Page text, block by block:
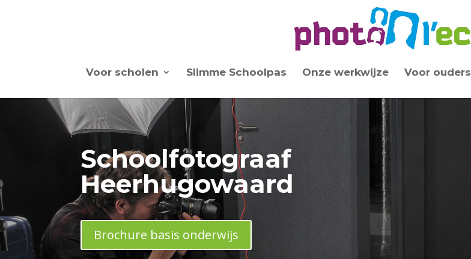
Voor scholen Slimme Schoolpas Onze werkwijze Voor ouders
Schoolfotograaf
Heerhugowaard
Brochure basis onderwijs